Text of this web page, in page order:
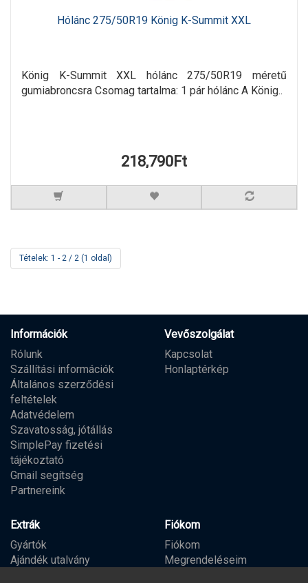
Hólánc 275/50R19 König K-Summit XXL
König K-Summit XXL hólánc 275/50R19 méretű
gumiabroncsra Csomag tartalma: 1 pár hólánc A König..
218,790Ft
Tételek: 1 - 2 / 2 (1 oldal)
Információk
Rólunk
Szállítási információk
Általános szerződési
feltételek
Adatvédelem
Szavatosság, jótállás
SimplePay fizetési
tájékoztató
Gmail segítség
Partnereink
Vevőszolgálat
Kapcsolat
Honlaptérkép
Extrák
Gyártók
Ajándék utalvány
Fiókom
Fiókom
Megrendeléseim